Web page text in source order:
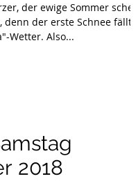
der ewige Sommer
der erste Schnee fällt.
Wetter. Also...
2018